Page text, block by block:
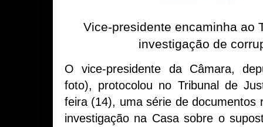
Vice-presidente encaminha ao
investigação de
O vice-presidente da Câmara,
foto), protocolou no Tribunal de
feira (14), uma série de documentos
investigação na Casa sobre o